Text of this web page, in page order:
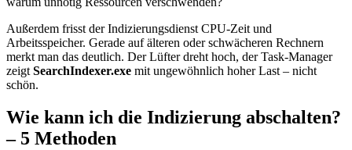
Außerdem frisst der Indizierungsdienst CPU-Zeit und
Arbeitsspeicher. Gerade auf älteren oder schwächeren Rechnern
merkt man das deutlich. Der Lüfter dreht hoch, der Task-Manager
zeigt SearchIndexer.exe mit ungewöhnlich hoher Last – nicht
schön.
Wie kann ich die Indizierung abschalten?
– 5 Methoden